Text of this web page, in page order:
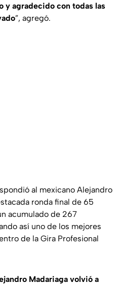
y agradecido con todas las
”, agregó.
al mexicano Alejandro
ronda final de 65
acumulado de 267
así uno de los mejores
de la Gira Profesional
Madariaga volvió a